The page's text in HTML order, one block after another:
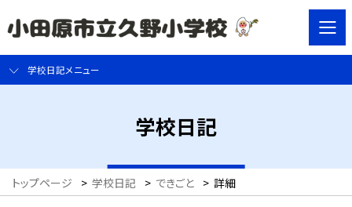
学校日記メニュー
学校日記
トップページ > 学校日記 > できごと > 詳細